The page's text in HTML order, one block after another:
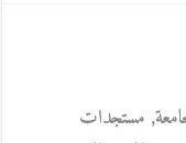
, مستجدات